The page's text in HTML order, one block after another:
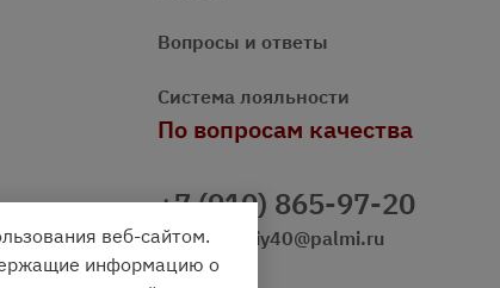
Вопросы и ответы
Система лояльности
По вопросам качества
+7 (910) 865-97-20
prazdnichniy40@palmi.ru
веб-сайтом.
информацию о